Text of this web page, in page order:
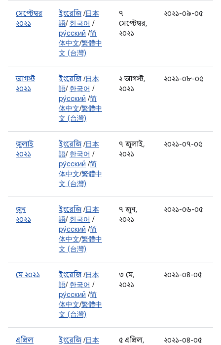
সেপ্টেম্বর
২০২১
ইংরেজি /日本
語/ 한국어 /
ру́сский /简
体中文/繁體中
文 (台灣)
৭
সেপ্টেম্বর,
২০২১
২০২১-০৯-০৫
আগস্ট
২০২১
ইংরেজি /日本
語/ 한국어 /
ру́сский /简
体中文/繁體中
文 (台灣)
২ আগস্ট,
২০২১
২০২১-০৮-০৫
জুলাই
২০২১
ইংরেজি /日本
語/ 한국어 /
ру́сский /简
体中文/繁體中
文 (台灣)
৭ জুলাই,
২০২১
২০২১-০৭-০৫
জুন
২০২১
ইংরেজি /日本
語/ 한국어 /
ру́сский /简
体中文/繁體中
文 (台灣)
৭ জুন,
২০২১
২০২১-০৬-০৫
মে ২০২১ ইংরেজি /日本
語/ 한국어 /
ру́сский /简
体中文/繁體中
文 (台灣)
৩ মে,
২০২১
২০২১-০৪-০৫
এপ্রিল
ইংরেজি /日本
৫ এপ্রিল,
২০২১-০৪-০৫